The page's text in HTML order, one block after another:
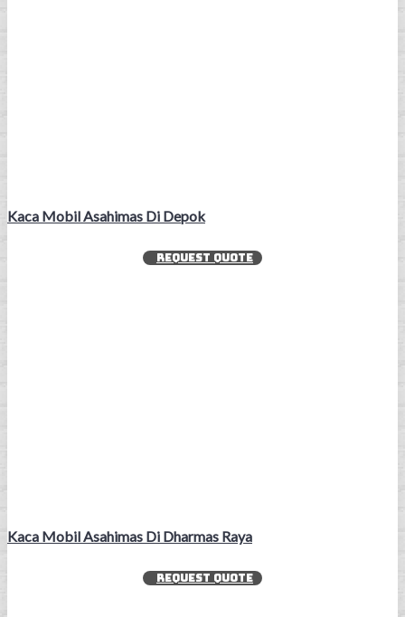
Kaca Mobil Asahimas Di Depok
REQUEST QUOTE
Kaca Mobil Asahimas Di Dharmas Raya
REQUEST QUOTE